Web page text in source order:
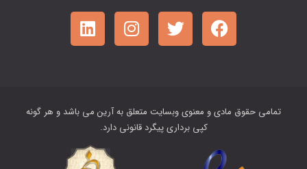
تمامی حقوق مادی و معنوی وبسایت متعلق به آرین می باشد و هر گونه
کپی برداری پیگرد قانونی دارد.